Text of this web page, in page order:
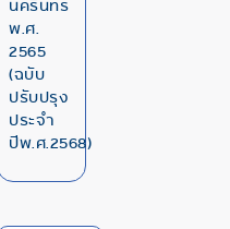
นครินทร์
พ.ศ.
2565
(ฉบับ
ปรับปรุง
ประจำ
ปีพ.ศ.2568)